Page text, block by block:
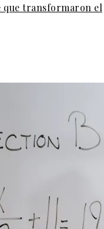
que transformaron el